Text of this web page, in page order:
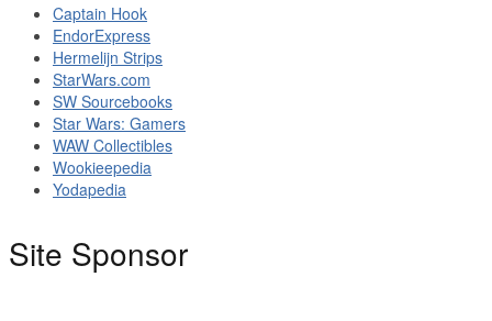
Captain Hook
EndorExpress
Hermelijn Strips
StarWars.com
SW Sourcebooks
Star Wars: Gamers
WAW Collectibles
Wookieepedia
Yodapedia
Site Sponsor